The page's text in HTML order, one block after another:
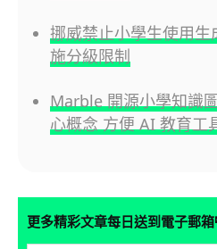
挪威禁止小學生使用
施分級限制
Marble 開源小學知識
心概念 方便 AI 教育工
更多精彩文章每日送到電子郵箱